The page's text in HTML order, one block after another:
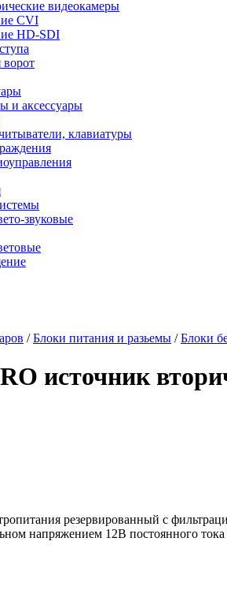
видеокамеры
CVI
HD-SDI
ворот
и аксессуары
клавиатуры
звуковые
/Блоки питания и разьемы /Блоки
источник
резервированный с
напряжением 12В постоянного